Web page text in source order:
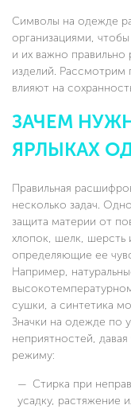
Символы на одежде
организациями,
и их важно
изделий. Рассмотрим
влияют на
ЗАЧЕМ
ЯРЛЫКАХ
Правильная
несколько задач.
защита материи от
хлопок, шелк, шерсть
определяющие ее
Например,
сушки, а синтетика
Значки на одежде по
неприятностей,
режиму:
Стирка при
усадку, растяжение